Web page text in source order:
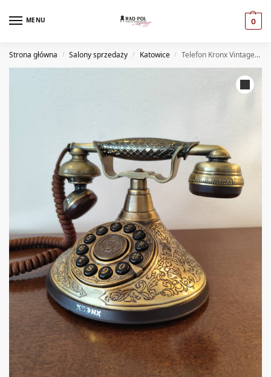
MENU 0
Strona główna / Salony sprzedaży / Katowice / Telefon Kronx Vintage Princess